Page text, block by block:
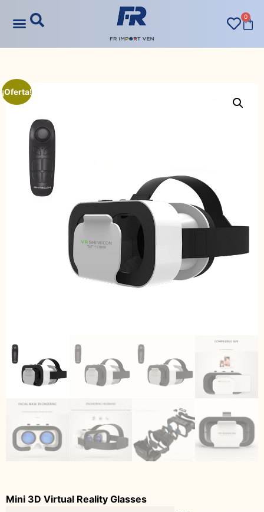
0
¡Oferta!
Mini 3D Virtual Reality Glasses